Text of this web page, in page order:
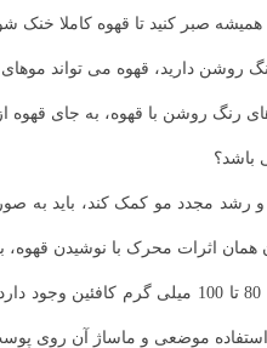
همیشه صبر کنید تا قهوه کاملا
روشن دارید، قهوه می تواند موهای
روشن با قهوه، به جای قهوه از
باشد؟
و رشد مجدد مو کمک کند، باید به
قهوه، باید حدود 50 تا 60 فنجان قهوه در
موضعی و ماساژ آن روی